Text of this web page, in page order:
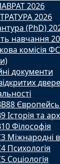
2026
2026
(PhD)
навчання
комісія
документи
Історія та
Філософія
Міжнародні
Психологія
Соціологія